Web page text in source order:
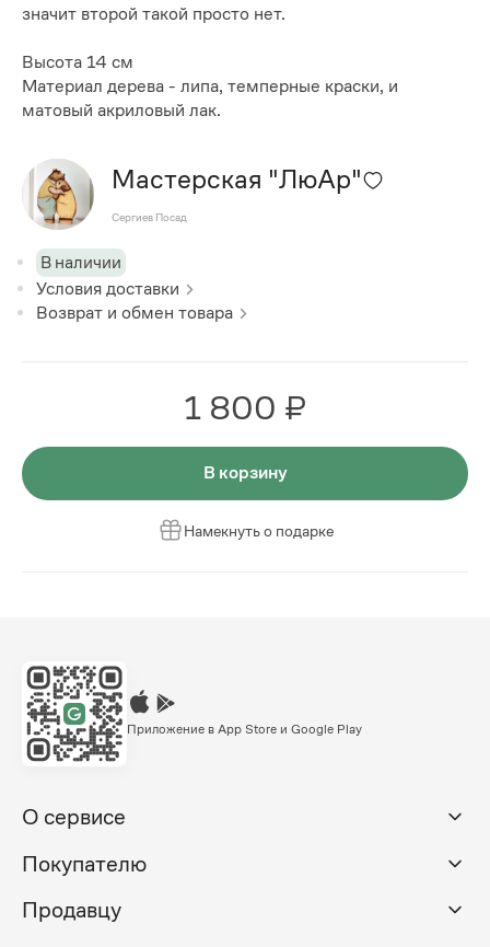
значит второй такой просто нет.
Высота 14 см
Материал дерева - липа, темперные краски, и
матовый акриловый лак.
Мастерская "ЛюАр"
Сергиев Посад
В наличии
Условия доставки
Возврат и обмен товара
1 800 ₽
В корзину
Намекнуть о подарке
Приложение в App Store и Google Play
О сервисе
Покупателю
Продавцу